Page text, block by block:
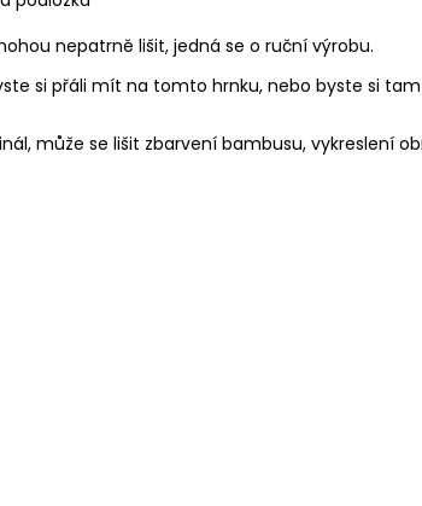
nepatrně lišit, jedná se o ruční výrobu.
si přáli mít na tomto hrnku, nebo byste si
může se lišit zbarvení bambusu, vykreslení